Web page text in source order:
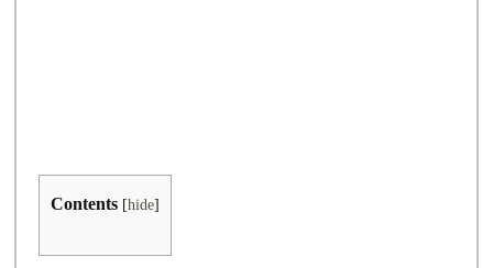
Contents [hide]